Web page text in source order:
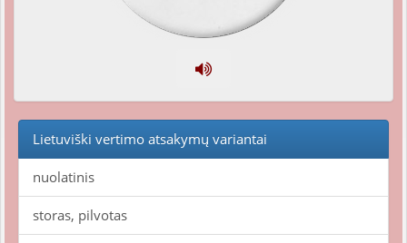
Lietuviški vertimo atsakymų variantai
nuolatinis
storas, pilvotas